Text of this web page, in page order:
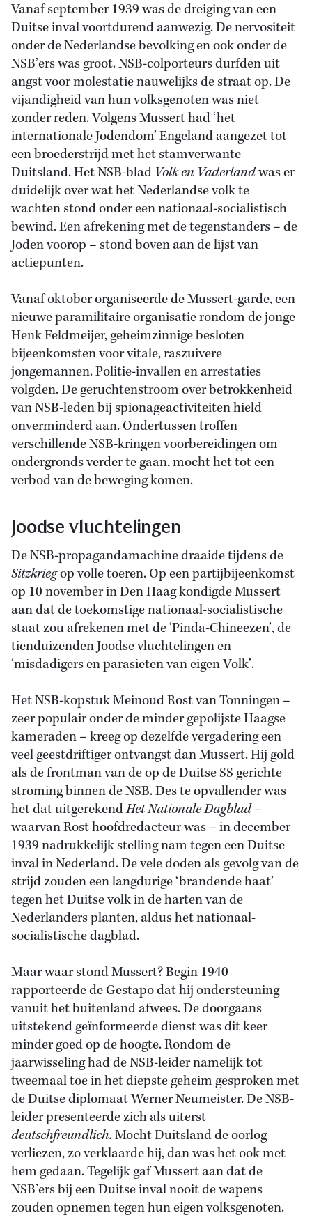
Vanaf september 1939 was de dreiging van een
Duitse inval voortdurend aanwezig. De nervositeit
onder de Nederlandse bevolking en ook onder de
NSB’ers was groot. NSB-colporteurs durfden uit
angst voor molestatie nauwelijks de straat op. De
vijandigheid van hun volksgenoten was niet
zonder reden. Volgens Mussert had ‘het
internationale Jodendom’ Engeland aangezet tot
een broederstrijd met het stamverwante
Duitsland. Het NSB-blad Volk en Vaderlandwas er
duidelijk over wat het Nederlandse volk te
wachten stond onder een nationaal-socialistisch
bewind. Een afrekening met de tegenstanders – de
Joden voorop – stond boven aan de lijst van
actiepunten.
Vanaf oktober organiseerde de Mussert-garde, een
nieuwe paramilitaire organisatie rondom de jonge
Henk Feldmeijer, geheimzinnige besloten
bijeenkomsten voor vitale, raszuivere
jongemannen. Politie-invallen en arrestaties
volgden. De geruchtenstroom over betrokkenheid
van NSB-leden bij spionageactiviteiten hield
onverminderd aan. Ondertussen troffen
verschillende NSB-kringen voorbereidingen om
ondergronds verder te gaan, mocht het tot een
verbod van de beweging komen.
Joodse vluchtelingen
De NSB-propagandamachine draaide tijdens de
Sitzkriegop volle toeren. Op een partijbijeenkomst
op 10 november in Den Haag kondigde Mussert
aan dat de toekomstige nationaal-socialistische
staat zou afrekenen met de ‘Pinda-Chineezen’, de
tienduizenden Joodse vluchtelingen en
‘misdadigers en parasieten van eigen Volk’.
Het NSB-kopstuk Meinoud Rost van Tonningen –
zeer populair onder de minder gepolijste Haagse
kameraden – kreeg op dezelfde vergadering een
veel geestdriftiger ontvangst dan Mussert. Hij gold
als de frontman van de op de Duitse SS gerichte
stroming binnen de NSB. Des te opvallender was
het dat uitgerekendHet Nationale Dagblad–
waarvan Rost hoofdredacteur was – in december
1939 nadrukkelijk stelling nam tegen een Duitse
inval in Nederland. De vele doden als gevolg van de
strijd zouden een langdurige ‘brandende haat’
tegen het Duitse volk in de harten van de
Nederlanders planten, aldus het nationaal-
socialistische dagblad.
Maar waar stond Mussert? Begin 1940
rapporteerde de Gestapo dat hij ondersteuning
vanuit het buitenland afwees. De doorgaans
uitstekend geïnformeerde dienst was dit keer
minder goed op de hoogte. Rondom de
jaarwisseling had de NSB-leider namelijk tot
tweemaal toe in het diepste geheim gesproken met
de Duitse diplomaat Werner Neumeister. De NSB-
leider presenteerde zich als uiterst
deutschfreundlich.Mocht Duitsland de oorlog
verliezen, zo verklaarde hij, dan was het ook met
hem gedaan. Tegelijk gaf Mussert aan dat de
NSB’ers bij een Duitse inval nooit de wapens
zouden opnemen tegen hun eigen volksgenoten.